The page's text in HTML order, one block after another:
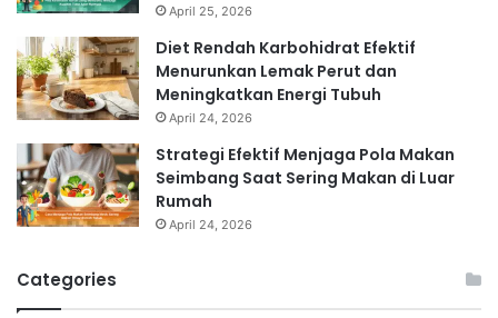
April 25, 2026
Diet Rendah Karbohidrat Efektif
Menurunkan Lemak Perut dan
Meningkatkan Energi Tubuh
April 24, 2026
Strategi Efektif Menjaga Pola Makan
Seimbang Saat Sering Makan di Luar
Rumah
April 24, 2026
Categories